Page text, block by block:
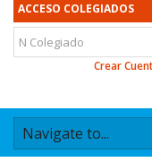
ACCESO COLEGIADOS
Crear